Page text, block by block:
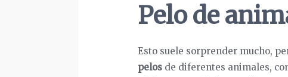
Pelo de
Esto suele sorprender mucho,
pelosde diferentes animales,